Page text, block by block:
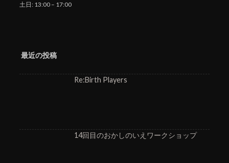
土日: 13:00 – 17:00
最近の投稿
Re:Birth Players
14回目のおかしのいえワークショップ